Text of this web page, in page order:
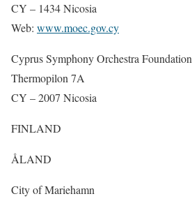
CY – 1434 Nicosia
Web: www.moec.gov.cy
Cyprus Symphony Orchestra Foundation
Thermopilon 7A
CY – 2007 Nicosia
FINLAND
ÅLAND
City of Mariehamn